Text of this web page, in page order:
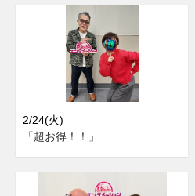
2/24(火)
「超お得！！」